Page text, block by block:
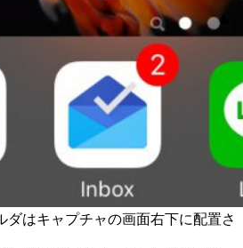
ダはキャプチャの画面右下に配置さ